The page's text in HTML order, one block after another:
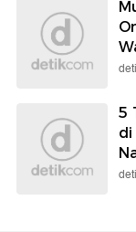
5
di